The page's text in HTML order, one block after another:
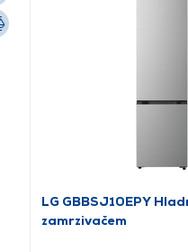
LG GBBSJ10EPY
zamrzivačem